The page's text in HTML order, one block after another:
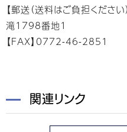
【郵送（送料はご負担くだ
滝1798番地1
【FAX】0772-46-2851
関連リンク